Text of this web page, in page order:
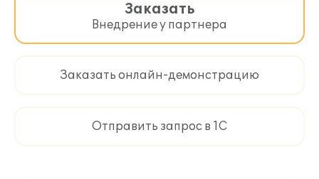
Заказать
Внедрение у партнера
Заказать онлайн-демонстрацию
Отправить запрос в 1С